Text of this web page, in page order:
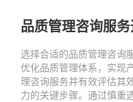
品质管理咨询服
选择合适的品质管理咨询
优化品质管理体系，实现
理咨询服务并有效评估其
力的关键步骤。通过慎重